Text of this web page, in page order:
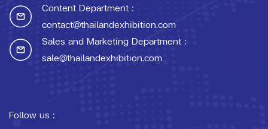
Content Department :
contact@thailandexhibition.com
Sales and Marketing Department :
sale@thailandexhibition.com
Follow us :